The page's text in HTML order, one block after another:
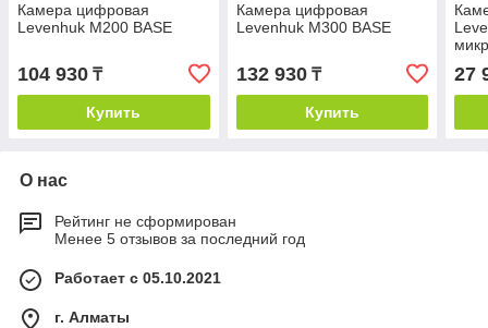
Камера цифровая
Levenhuk M200 BASE
104 930 ₸
Купить
Камера цифровая
Levenhuk M300 BASE
132 930₸
Купить
27
О нас
Рейтинг не сформирован
Менее 5 отзывов за последний год
Работает с 05.10.2021
г. Алматы